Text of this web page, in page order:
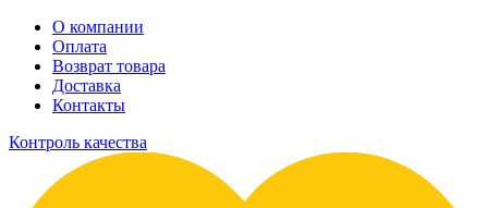
О компании
Оплата
Возврат товара
Доставка
Контакты
Контроль качества